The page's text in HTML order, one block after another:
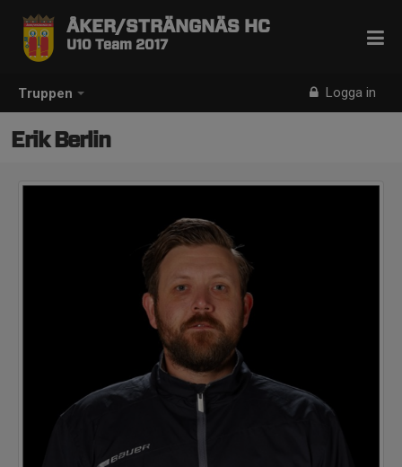
Truppen Logga in
ÅKER/STRÄNGNÄS HC
U10 Team 2017
Erik Berlin